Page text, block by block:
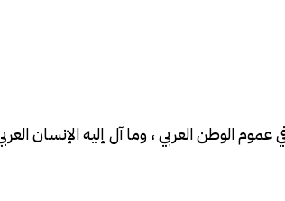
عموم الوطن العربي ، وما آل إليه الإنسان